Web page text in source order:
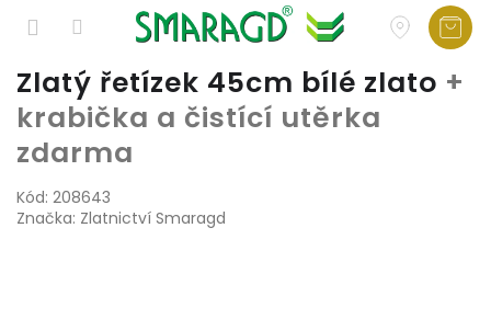
Přejít
na
obsah
Zlatý řetízek 45cm bílé zlato +
krabička a čistící utěrka
zdarma
Kód: 208643
Značka: Zlatnictví Smaragd